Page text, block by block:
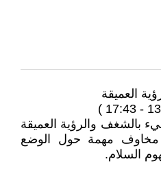
بالشغف والرؤية العميقة
مهمة حول الوضع
السلام.